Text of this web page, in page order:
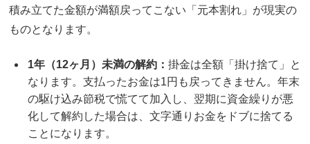
積み立てた金額が満額戻ってこない「元本割れ」が現実の
ものとなります。
1年（12ヶ月）未満の解約： 掛金は全額「掛け捨て」と
なります。支払ったお金は1円も戻ってきません。年末
の駆け込み節税で慌てて加入し、翌期に資金繰りが悪
化して解約した場合は、文字通りお金をドブに捨てる
ことになります。